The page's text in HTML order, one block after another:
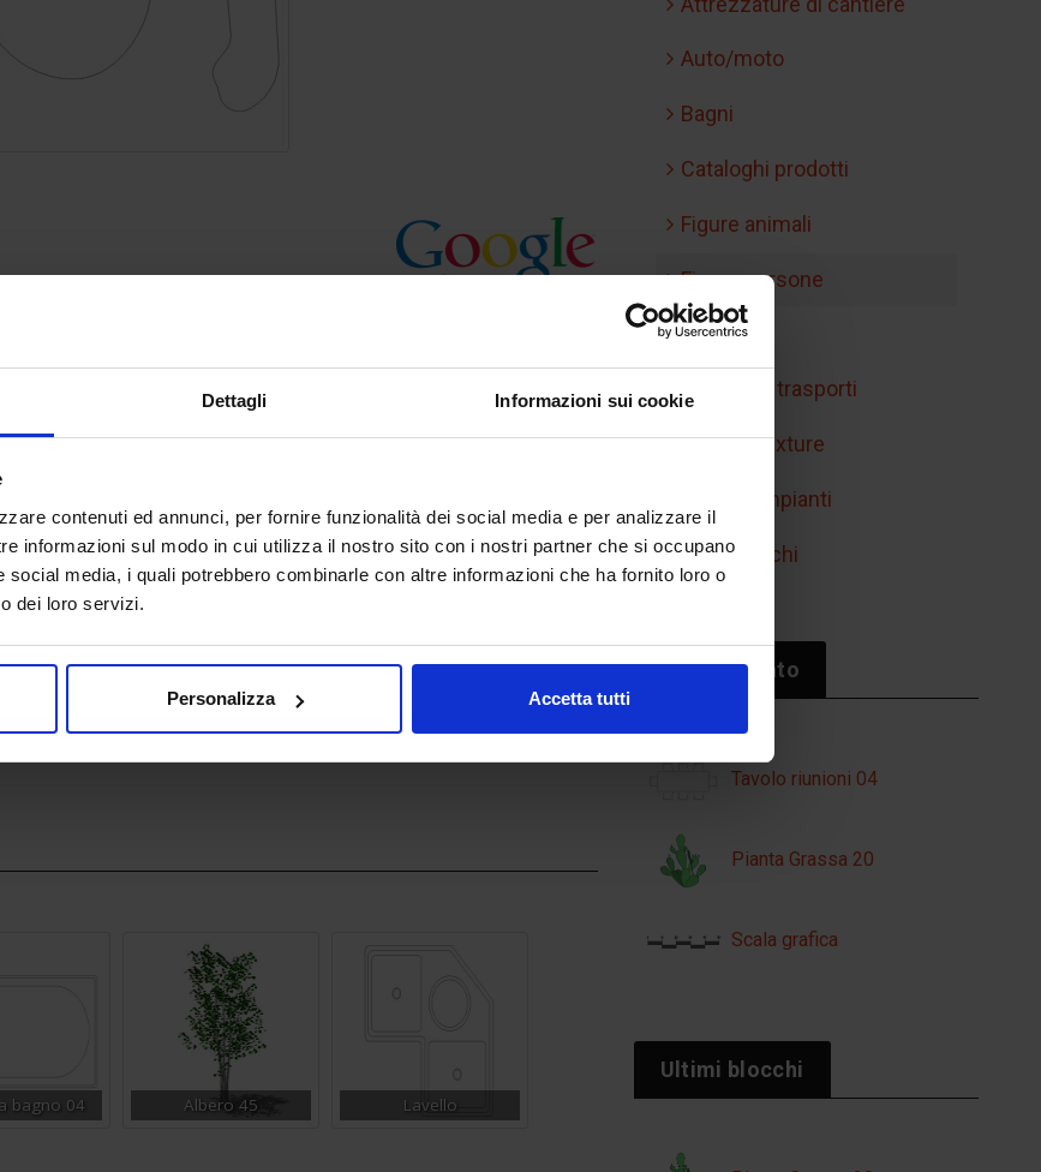
Dettagli Informazioni sui cookie
contenuti ed annunci, per fornire funzionalità dei social media e per analizzare il
informazioni sul modo in cui utilizza il nostro sito con i nostri partner che si occupano
social media, i quali potrebbero combinarle con altre informazioni che ha fornito loro o
dei loro servizi.
Personalizza Accetta tutti
bagno 04 Albero 45 Lavello
Auto/moto
Bagni
Cataloghi prodotti
Figure animali
Figure persone
Handicap
Mobilità e trasporti
Retini e texture
Simboli impianti
Sport/giochi
Il più cliccato
Tavolo riunioni 04
Pianta Grassa 20
Scala grafica
Ultimi blocchi